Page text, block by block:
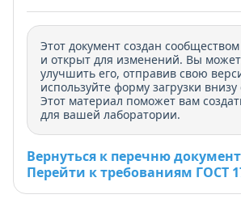
Этот документ создан
и открыт для изменений. Вы
улучшить его, отправив свою
используйте форму загрузки
Этот материал поможет вам
для вашей лаборатории.
Вернуться к перечню
Перейти к требованиям ГОСТ